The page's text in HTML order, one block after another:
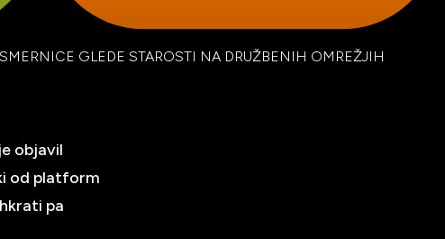
GLEDE STAROSTI NA DRUŽBENIH OMREŽJIH
objavil
od platform
pa